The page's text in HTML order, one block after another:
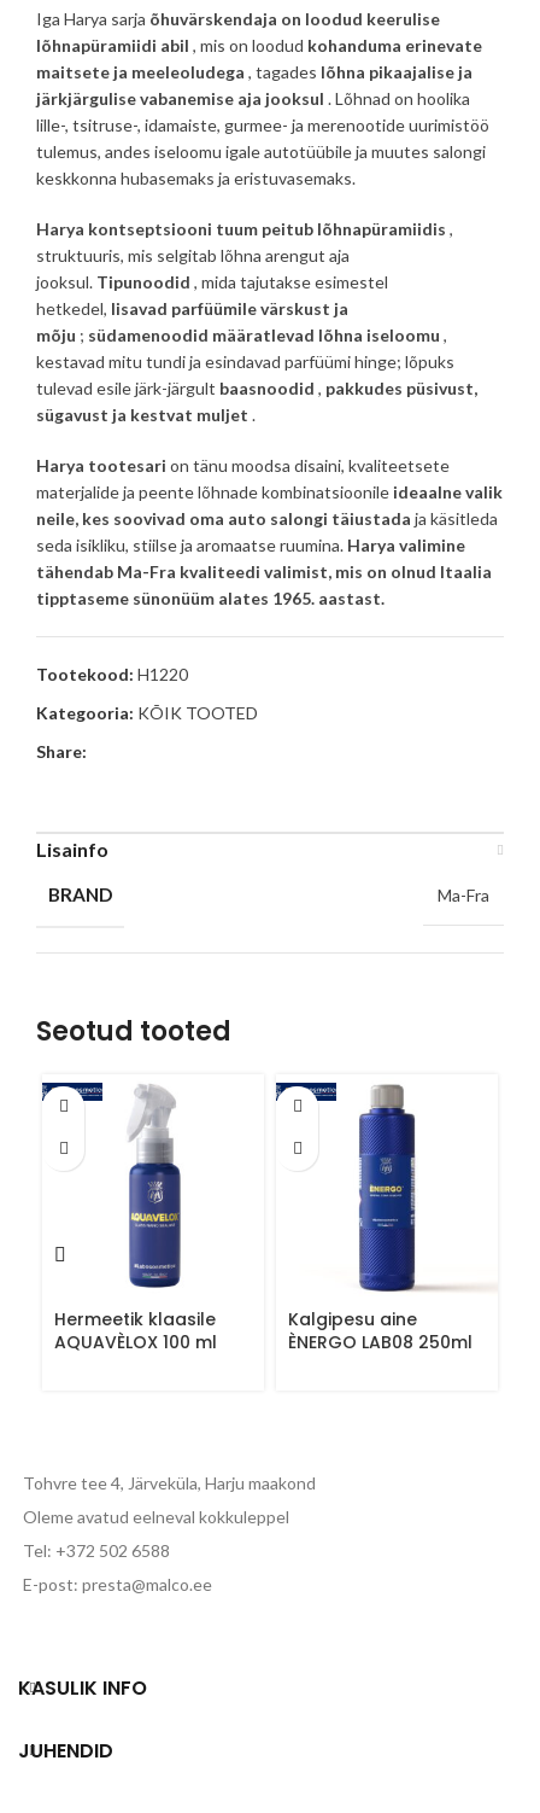
Iga Harya sarja õhuvärskendaja on loodud keerulise
lõhnapüramiidi abil , mis on loodud kohanduma erinevate
maitsete ja meeleoludega , tagades lõhna pikaajalise ja
järkjärgulise vabanemise aja jooksul . Lõhnad on hoolika
lille-, tsitruse-, idamaiste, gurmee- ja merenootide uurimistöö
tulemus, andes iseloomu igale autotüübile ja muutes salongi
keskkonna hubasemaks ja eristuvasemaks.
Harya kontseptsiooni tuum peitub lõhnapüramiidis ,
struktuuris, mis selgitab lõhna arengut aja
jooksul. Tipunoodid , mida tajutakse esimestel
hetkedel, lisavad parfüümile värskust ja
mõju ; südamenoodid määratlevad lõhna iseloomu ,
kestavad mitu tundi ja esindavad parfüümi hinge; lõpuks
tulevad esile järk-järgult baasnoodid , pakkudes püsivust,
sügavust ja kestvat muljet .
Harya tootesari on tänu moodsa disaini, kvaliteetsete
materjalide ja peente lõhnade kombinatsioonile ideaalne valik
neile, kes soovivad oma auto salongi täiustada ja käsitleda
seda isikliku, stiilse ja aromaatse ruumina. Harya valimine
tähendab Ma-Fra kvaliteedi valimist, mis on olnud Itaalia
tipptaseme sünonüüm alates 1965. aastast.
Tootekood: H1220
Kategooria: KÕIK TOOTED
Share:
Lisainfo
BRAND Ma-Fra
Seotud tooted
Hermeetik klaasile
AQUAVÈLOX 100 ml
Kalgipesu aine
ÈNERGO LAB08 250ml
Tohvre tee 4, Järveküla, Harju maakond
Oleme avatud eelneval kokkuleppel
Tel: +372 502 6588
E-post: presta@malco.ee
KASULIK INFO
JUHENDID